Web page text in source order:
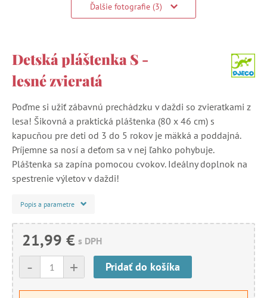
Ďalšie fotografie (3)
Detská pláštenka S -
lesné zvieratá
Poďme si užiť zábavnú prechádzku v daždi so zvieratkami z
lesa! Šikovná a praktická pláštenka (80 x 46 cm) s
kapucňou pre deti od 3 do 5 rokov je mäkká a poddajná.
Príjemne sa nosí a deťom sa v nej ľahko pohybuje.
Pláštenka sa zapína pomocou cvokov. Ideálny doplnok na
spestrenie výletov v daždi!
Popis a parametre
21,99 € s DPH
+
- Pridať do košíka